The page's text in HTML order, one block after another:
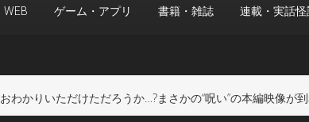
WEB ゲーム・アプリ 書籍・雑誌 連載・実話怪
おわかりいただけただろうか…?まさかの“呪い”の本編映像が